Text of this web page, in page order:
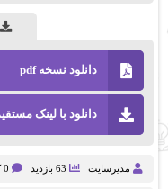
دانلود نسخه pdf
دانلود با لینک
مدیرسایت 63 بازدید 0 کامنت